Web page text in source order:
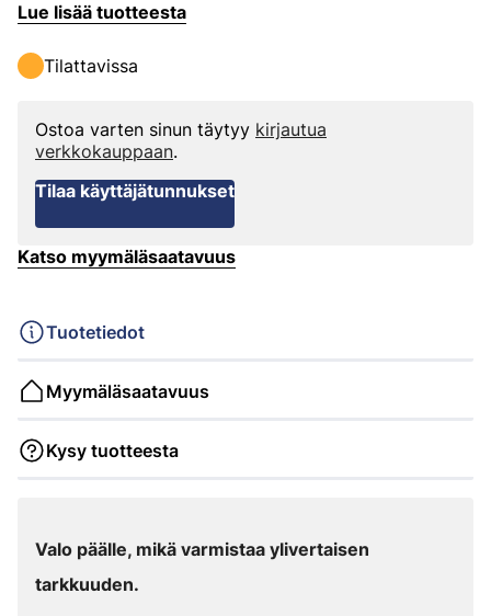
Lue lisää tuotteesta
Tilattavissa
Ostoa varten sinun täytyy kirjautua
verkkokauppaan.
Tilaa käyttäjätunnukset
Katso myymäläsaatavuus
Tuotetiedot
Myymäläsaatavuus
Kysy tuotteesta
Valo päälle, mikä varmistaa ylivertaisen
tarkkuuden.